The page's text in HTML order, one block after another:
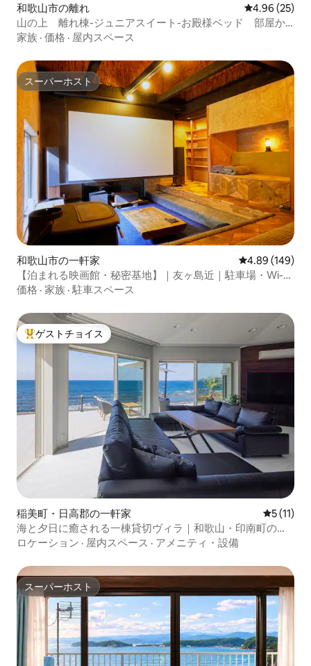
和歌山市の離れ レビュー25
4.96 (25)
山の上 離れ棟-ジュニアスイート-お殿様ベッド 部屋か
ら海 キッチン 駐車場有 バス停近く
家族 · 価格 · 屋内スペース
スーパーホスト
スーパーホスト
和歌山市の一軒家 レビュー149
4.89 (149)
【泊まれる映画館・秘密基地】｜友ヶ島近｜駐車場・Wi-Fi
｜最大5名
価格 · 家族 ·駐車スペース
大好評のゲストチョイスです。
ゲストチョイス
稲美町・日高郡の一軒家 レビュー
5 (11)
海と夕日に癒される一棟貸切ヴィラ｜和歌山・印南町の隠
れ家
ロケーション · 屋内スペース · アメニティ・設備
スーパーホスト
スーパーホスト